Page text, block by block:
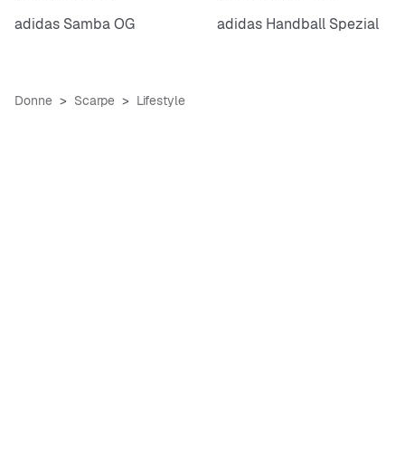
adidas Samba OG
adidas Handball Spezial
Donne Scarpe Lifestyle